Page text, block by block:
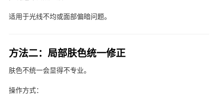
适用于光线不均或面部偏暗问题。
方法二：局部肤色统一修正
肤色不统一会显得不专业。
操作方式：